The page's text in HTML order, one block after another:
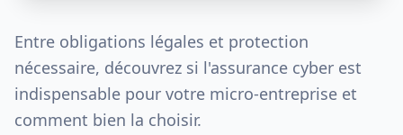
Entre obligations légales et protection
nécessaire, découvrez si l'assurance cyber est
indispensable pour votre micro-entreprise et
comment bien la choisir.